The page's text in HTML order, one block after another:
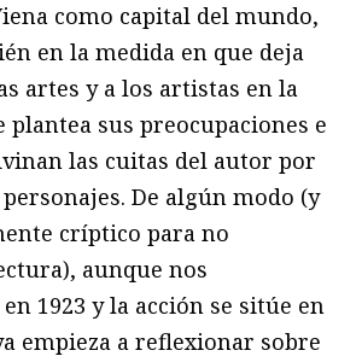
como capital del mundo,
en la medida en que deja
artes y a los artistas en la
plantea sus preocupaciones e
las cuitas del autor por
De algún modo (y
críptico para no
aunque nos
1923 y la acción se sitúe en
empieza a reflexionar sobre